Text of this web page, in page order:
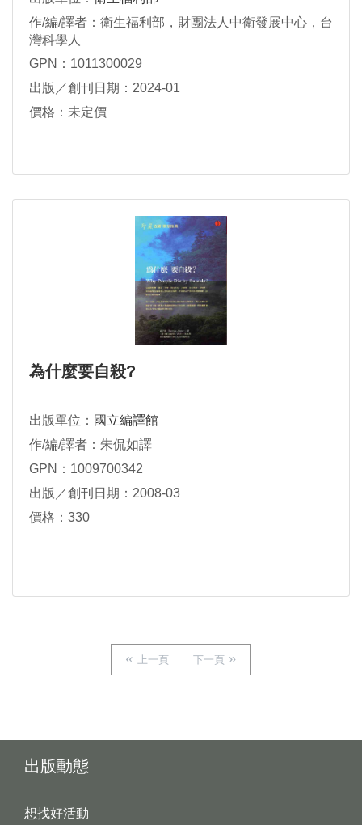
作/編/譯者：衛生福利部，財團法人中衛發展中心，台
灣科學人
GPN：1011300029
出版／創刊日期：2024-01
價格：未定價
為什麼要自殺?
出版單位： 國立編譯館
作/編/譯者：朱侃如譯
GPN：1009700342
出版／創刊日期：2008-03
價格：330
上一頁 下一頁
出版動態
想找好活動